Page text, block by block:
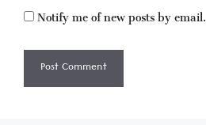
Notify me of new posts by email.